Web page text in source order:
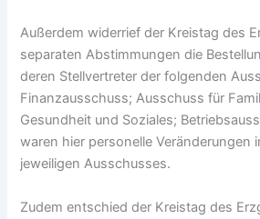
Außerdem widerrief der Kreistag des
separaten Abstimmungen die
deren Stellvertreter der folgenden
Finanzausschuss; Ausschuss für
Gesundheit und Soziales;
waren hier personelle Veränderungen
jeweiligen Ausschusses.
Zudem entschied der Kreistag des